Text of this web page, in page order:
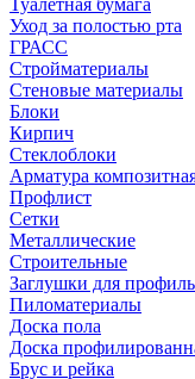
Туалетная бумага
Уход за полостью рта
ГРАСС
Стройматериалы
Стеновые материалы
Блоки
Кирпич
Стеклоблоки
Арматура
Профлист
Сетки
Металлические
Строительные
Заглушки для
Пиломатериалы
Доска пола
Доска
Брус и рейка